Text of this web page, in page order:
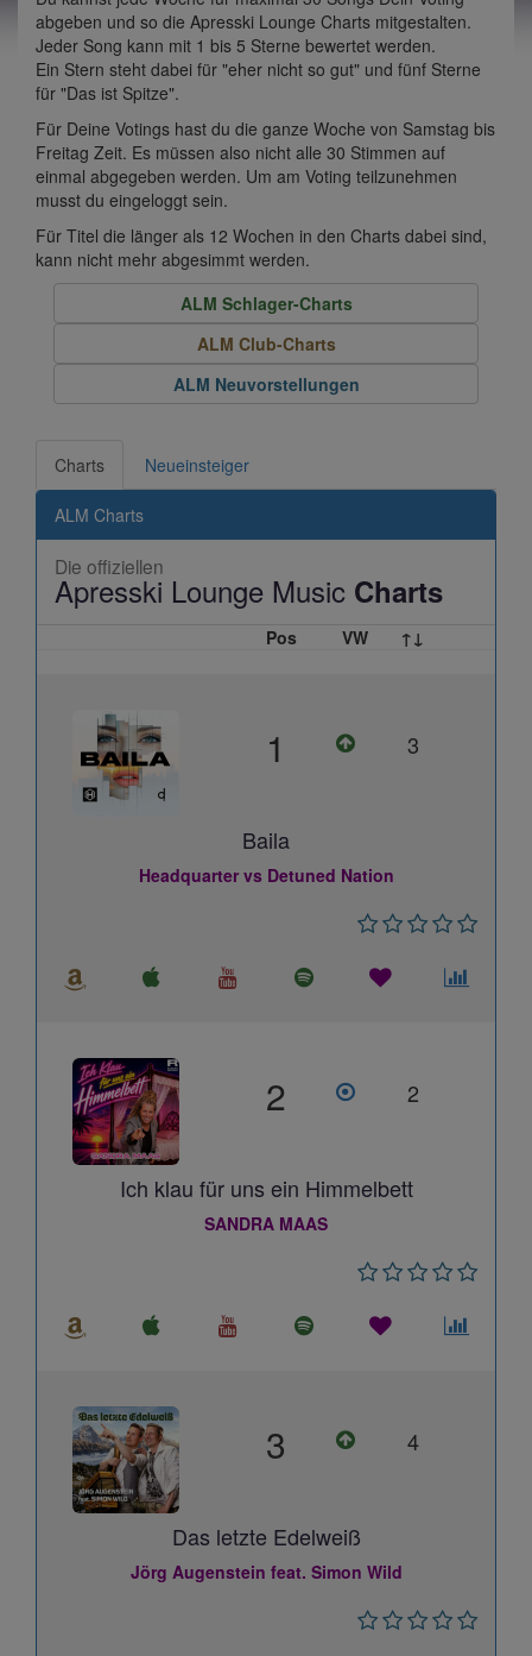
abgeben und so die Apresski Lounge Charts mitgestalten.
Jeder Song kann mit 1 bis 5 Sterne bewertet werden.
Ein Stern steht dabei für "eher nicht so gut" und fünf Sterne
für "Das ist Spitze".
Für Deine Votings hast du die ganze Woche von Samstag bis
Freitag Zeit. Es müssen also nicht alle 30 Stimmen auf
einmal abgegeben werden. Um am Voting teilzunehmen
musst du eingeloggt sein.
Für Titel die länger als 12 Wochen in den Charts dabei sind,
kann nicht mehr abgesimmt werden.
ALM Schlager-Charts
ALM Club-Charts
ALM Neuvorstellungen
Charts Neueinsteiger
ALM Charts
Die offiziellen
Apresski Lounge Music Charts
Pos VW ↑↓
1 3
Baila
Headquarter vs Detuned Nation
2 2
Ich klau für uns ein Himmelbett
SANDRA MAAS
3 4
Das letzte Edelweiß
Jörg Augenstein feat. Simon Wild